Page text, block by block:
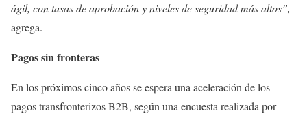
ágil, con tasas de aprobación y niveles de seguridad más altos”,
agrega.
Pagos sin fronteras
En los próximos cinco años se espera una aceleración de los
pagos transfronterizos B2B, según una encuesta realizada por